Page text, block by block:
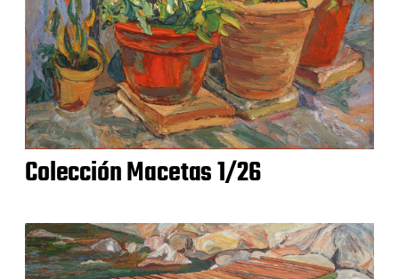
Colección Macetas 1/26